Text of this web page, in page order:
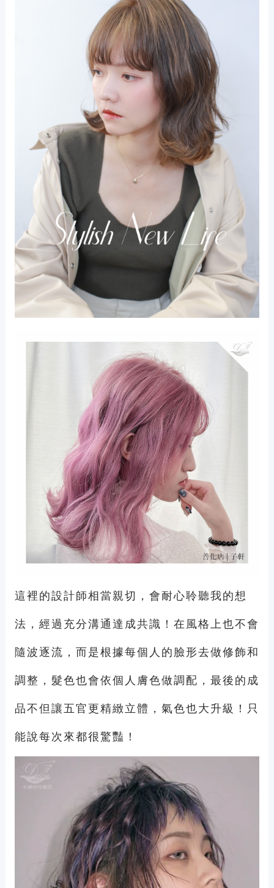
這裡的設計師相當親切，會耐心聆聽我的想
法，經過充分溝通達成共識！在風格上也不會
隨波逐流，而是根據每個人的臉形去做修飾和
調整，髮色也會依個人膚色做調配，最後的成
品不但讓五官更精緻立體，氣色也大升級！只
能說每次來都很驚豔！